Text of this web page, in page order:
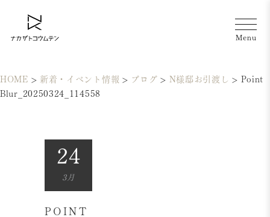
HOME > 新着・イベント情報 > ブログ > N様邸お引渡し >
Point
Blur_20250324_114558
24
3月
POINT